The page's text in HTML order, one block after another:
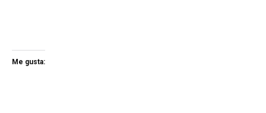
Me gusta: